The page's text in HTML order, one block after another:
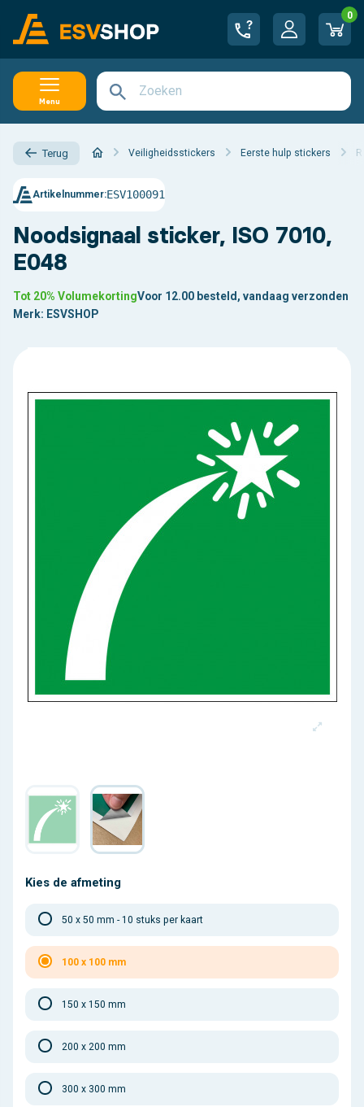
0
Menu
Terug Veiligheidsstickers Eerste hulp stickers
Noodsignaal sticker, ISO 7010,
E048
Artikelnummer:ESV100091
Tot 20% VolumekortingVoor 12.00 besteld, vandaag verzonden
Merk: ESVSHOP
Kies de afmeting
50 x 50 mm - 10 stuks per kaart
100 x 100 mm
150 x 150 mm
200 x 200 mm
300 x 300 mm